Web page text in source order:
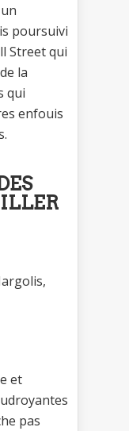
poursuivi
Street qui
la
qui
enfouis
et
pas